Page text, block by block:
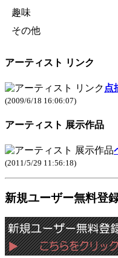
趣味
その他
アーティスト リンク
点
(2009/6/18 16:06:07)
アーティスト 展示作品
(2011/5/29 11:56:18)
新規ユーザー無料登